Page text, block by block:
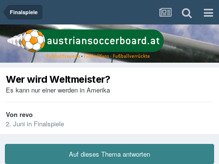
Finalspiele
Wer wird Weltmeister?
Es kann nur einer werden in Amerika
Von revo
2. Juni in Finalspiele
Auf dieses Thema antworten